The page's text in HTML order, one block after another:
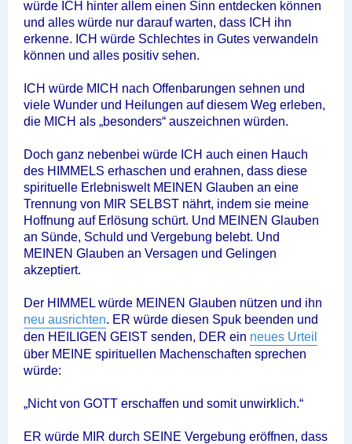
würde ICH hinter allem einen Sinn entdecken können
und alles würde nur darauf warten, dass ICH ihn
erkenne. ICH würde Schlechtes in Gutes verwandeln
können und alles positiv sehen.
ICH würde MICH nach Offenbarungen sehnen und
viele Wunder und Heilungen auf diesem Weg erleben,
die MICH als „besonders“ auszeichnen würden.
Doch ganz nebenbei würde ICH auch einen Hauch
des HIMMELS erhaschen und erahnen, dass diese
spirituelle Erlebniswelt MEINEN Glauben an eine
Trennung von MIR SELBST nährt, indem sie meine
Hoffnung auf Erlösung schürt. Und MEINEN Glauben
an Sünde, Schuld und Vergebung belebt. Und
MEINEN Glauben an Versagen und Gelingen
akzeptiert.
Der HIMMEL würde MEINEN Glauben nützen und ihn
neu ausrichten. ER würde diesen Spuk beenden und
den HEILIGEN GEIST senden, DER ein neues Urteil
über MEINE spirituellen Machenschaften sprechen
würde:
„Nicht von GOTT erschaffen und somit unwirklich.“
ER würde MIR durch SEINE Vergebung eröffnen, dass